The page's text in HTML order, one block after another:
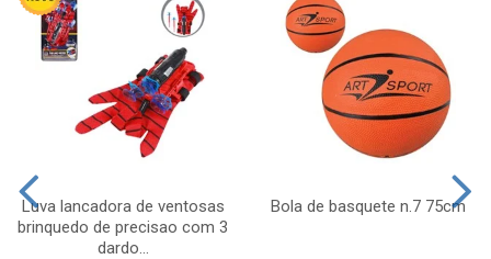
Luva lancadora de ventosas
brinquedo de precisao com 3
dardo...
Bola de basquete n.7 75cm